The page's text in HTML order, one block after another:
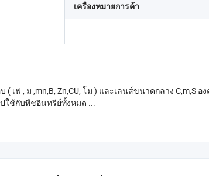
เครื่องหมายการค้า
, ม ,mn,B, Zn,CU, โม ) และเลนส์ขนาดกลาง C,m,S
รวดเร็วและยั่งยืนในช่วงหลายสัปดาห์ที่ผ่านมา * ผลิตภัณฑ์ Granular 3~5 มม . * นำไปใช้กับพืชอินทรีย์ทั้งหมด ...